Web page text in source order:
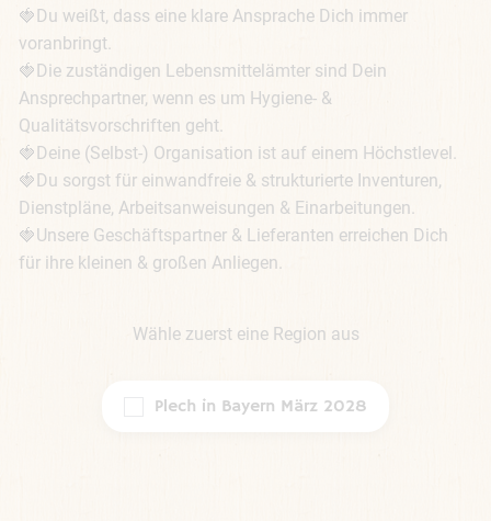
🍓Du weißt, dass eine klare Ansprache Dich immer
voranbringt.
🍓Die zuständigen Lebensmittelämter sind Dein
Ansprechpartner, wenn es um Hygiene- &
Qualitätsvorschriften geht.
🍓Deine (Selbst-) Organisation ist auf einem Höchstlevel.
🍓Du sorgst für einwandfreie & strukturierte Inventuren,
Dienstpläne, Arbeitsanweisungen & Einarbeitungen.
🍓Unsere Geschäftspartner & Lieferanten erreichen Dich
für ihre kleinen & großen Anliegen.
Wähle zuerst eine Region aus
Plech in Bayern März 2028